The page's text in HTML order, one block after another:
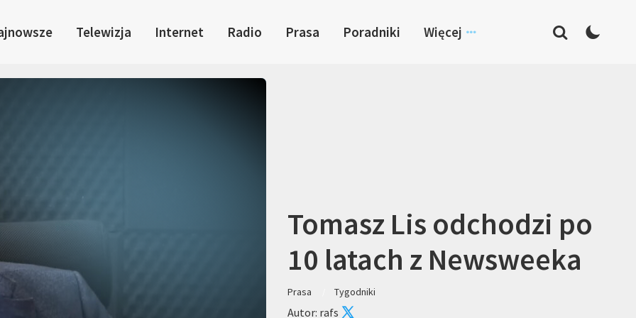
Telewizja Internet Radio Prasa Poradniki Więcej
Tomasz Lis odchodzi po
10 latach z Newsweeka
Prasa Tygodniki
Autor: rafs